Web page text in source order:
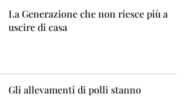
La Generazione che non riesce più a
uscire di casa
Gli allevamenti di polli stanno